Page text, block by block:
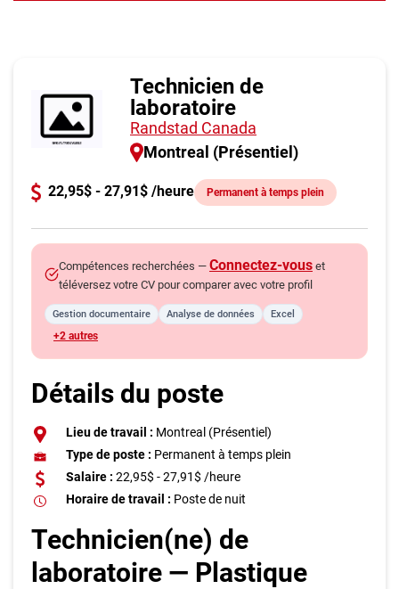
Technicien de
laboratoire
Randstad Canada
Montreal (Présentiel)
22,95$ - 27,91$ /heure Permanent à temps plein
Compétences recherchées — Connectez-vous et
téléversez votre CV pour comparer avec votre profil
Gestion documentaire Analyse de données Excel
+2 autres
Détails du poste
Lieu de travail : Montreal (Présentiel)
Type de poste : Permanent à temps plein
Salaire : 22,95$ - 27,91$ /heure
Horaire de travail : Poste de nuit
Technicien(ne) de
laboratoire — Plastique